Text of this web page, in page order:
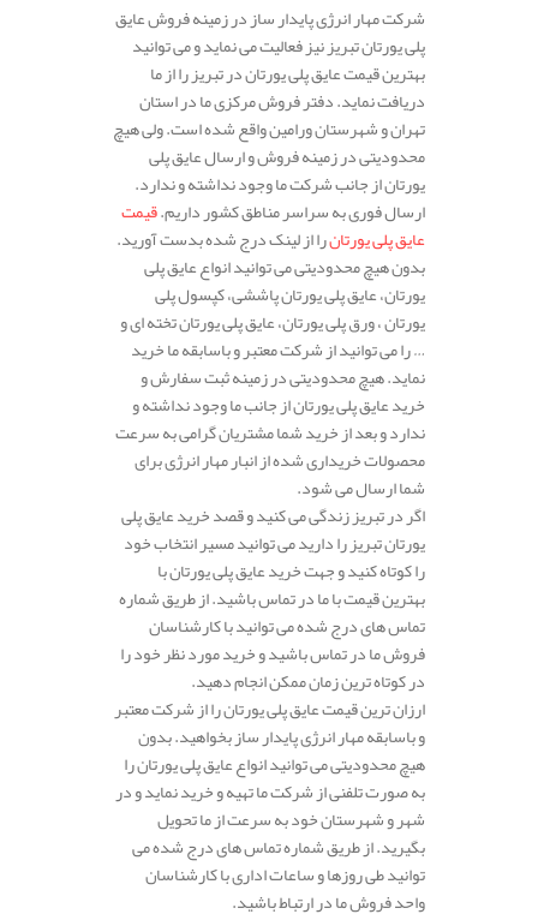
شرکت مهار انرژی پایدار ساز در زمینه فروش عایق
پلی یورتان تبریز نیز فعالیت می نماید و می توانید
بهترین قیمت عایق پلی یورتان در تبریز را از ما
دریافت نماید. دفتر فروش مرکزی ما در استان
تهران و شهرستان ورامین واقع شده است. ولی هیچ
محدودیتی در زمینه فروش و ارسال عایق پلی
یورتان از جانب شرکت ما وجود نداشته و ندارد.
ارسال فوری به سراسر مناطق کشور داریم.قیمت
عایق پلی یورتانرا از لینک درج شده بدست آورید.
بدون هیچ محدودیتی می توانید انواع عایق پلی
یورتان، عایق پلی یورتان پاششی، کپسول پلی
یورتان ، ورق پلی یورتان، عایق پلی یورتان تخته ای و
… را می توانید از شرکت معتبر و باسابقه ما خرید
نماید. هیچ محدودیتی در زمینه ثبت سفارش و
خرید عایق پلی یورتان از جانب ما وجود نداشته و
ندارد و بعد از خرید شما مشتریان گرامی به سرعت
محصولات خریداری شده از انبار مهار انرژی برای
شما ارسال می شود.
اگر در تبریز زندگی می کنید و قصد خرید عایق پلی
یورتان تبریز را دارید می توانید مسیر انتخاب خود
را کوتاه کنید و جهت خرید عایق پلی یورتان با
بهترین قیمت با ما در تماس باشید. از طریق شماره
تماس های درج شده می توانید با کارشناسان
فروش ما در تماس باشید و خرید مورد نظر خود را
در کوتاه ترین زمان ممکن انجام دهید.
ارزان ترین قیمت عایق پلی یورتان را از شرکت معتبر
و باسابقه مهار انرژی پایدار ساز بخواهید. بدون
هیچ محدودیتی می توانید انواع عایق پلی یورتان را
به صورت تلفنی از شرکت ما تهیه و خرید نماید و در
شهر و شهرستان خود به سرعت از ما تحویل
بگیرید. از طریق شماره تماس های درج شده می
توانید طی روزها و ساعات اداری با کارشناسان
واحد فروش ما در ارتباط باشید.